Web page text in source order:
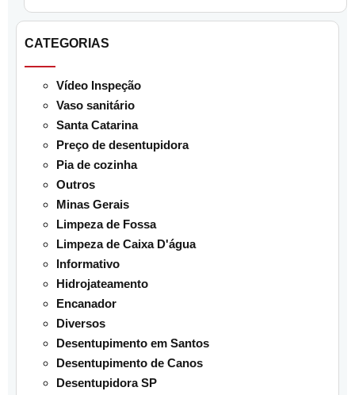
CATEGORIAS
Vídeo Inspeção
Vaso sanitário
Santa Catarina
Preço de desentupidora
Pia de cozinha
Outros
Minas Gerais
Limpeza de Fossa
Limpeza de Caixa D'água
Informativo
Hidrojateamento
Encanador
Diversos
Desentupimento em Santos
Desentupimento de Canos
Desentupidora SP